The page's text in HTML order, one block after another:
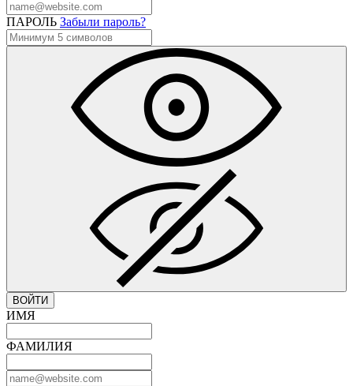
ПАРОЛЬ Забыли пароль?
ВОЙТИ
ИМЯ
ФАМИЛИЯ